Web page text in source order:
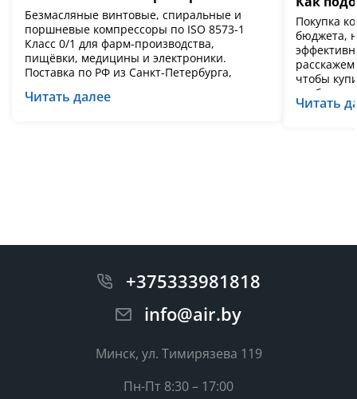
Безмасляные винтовые, спиральные и
поршневые компрессоры по ISO 8573-1
Класс 0/1 для фарм-производства,
пищёвки, медицины и электроники.
Поставка по РФ из Санкт-Петербурга,
Читать далее
Покупка
бюджета,
чтобы
Читать
+375333981818
info@air.by
Минск, ул. Тимирязева 119
Пн-Пт 8:30 – 17:00